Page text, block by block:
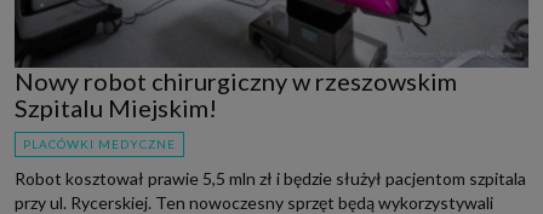
Nowy robot chirurgiczny w rzeszowskim
Szpitalu Miejskim!
PLACÓWKI MEDYCZNE
Robot kosztował prawie 5,5 mln zł i będzie służył pacjentom szpitala
przy ul. Rycerskiej. Ten nowoczesny sprzęt będą wykorzystywali